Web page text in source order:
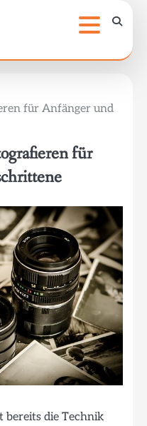
für Anfänger und
für
bereits die Technik